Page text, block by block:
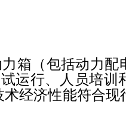
箱（包括动力配
运行、人员培训
经济性能符合现